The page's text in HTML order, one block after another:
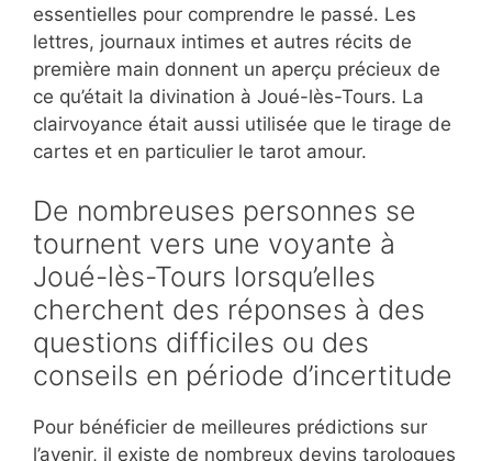
essentielles pour comprendre le passé. Les
lettres, journaux intimes et autres récits de
première main donnent un aperçu précieux de
ce qu’était la divination à Joué-lès-Tours. La
clairvoyance était aussi utilisée que le tirage de
cartes et en particulier le tarot amour.
De nombreuses personnes se
tournent vers une voyante à
Joué-lès-Tours lorsqu’elles
cherchent des réponses à des
questions difficiles ou des
conseils en période d’incertitude
Pour bénéficier de meilleures prédictions sur
l’avenir, il existe de nombreux devins tarologues